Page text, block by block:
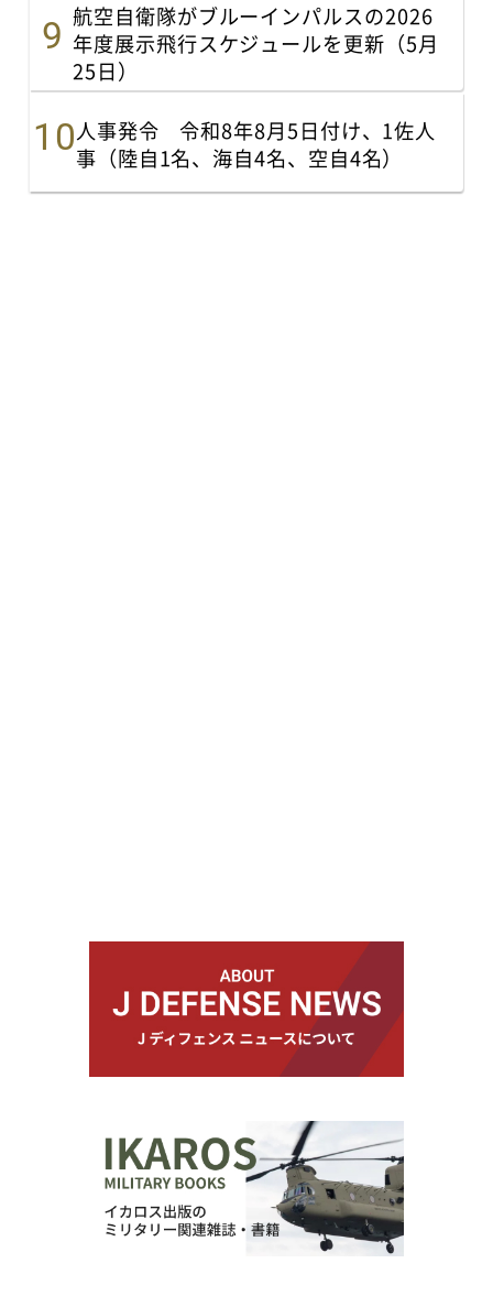
航空自衛隊がブルーインパルスの2026
年度展示飛行スケジュールを更新（5月
25日）
人事発令 令和8年8月5日付け、1佐人
事（陸自1名、海自4名、空自4名）